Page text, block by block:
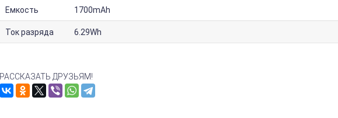
Емкость 1700mAh
Ток разряда 6.29Wh
РАССКАЗАТЬ ДРУЗЬЯМ!